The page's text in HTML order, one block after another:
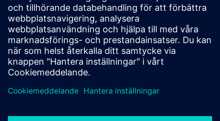
ANALYTIKERKOMMENTAR FRÅN CIMDATA
Accelererande
Softwareutveckling
TCS Embedded Software Lifecycle Management-
en plattform med de funktioner som kunderna